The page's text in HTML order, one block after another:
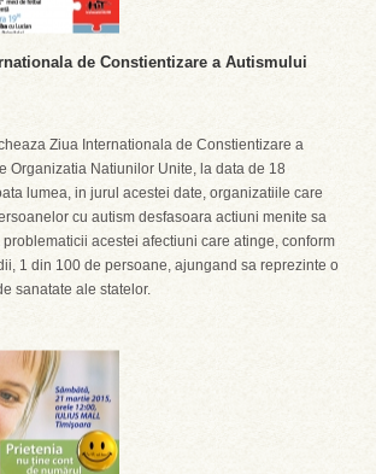
de Constientizare a Autismului
Ziua Internationala de Constientizare a
Organizatia Natiunilor Unite, la data de 18
lumea, in jurul acestei date, organizatiile care
cu autism desfasoara actiuni menite sa
acestei afectiuni care atinge, conform
1 din 100 de persoane, ajungand sa reprezinte o
sanatate ale statelor.